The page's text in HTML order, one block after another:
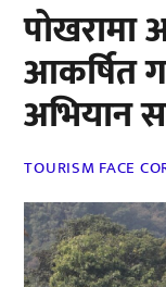
पोखरामा
आकर्षित
अभियान
TOURISM FACE